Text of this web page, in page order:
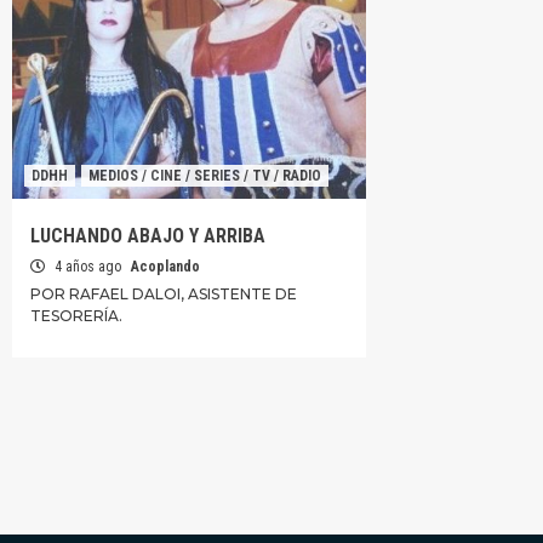
DDHH MEDIOS / CINE / SERIES / TV / RADIO
LUCHANDO ABAJO Y ARRIBA
4 años ago Acoplando
POR RAFAEL DALOI, ASISTENTE DE
TESORERÍA.